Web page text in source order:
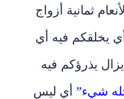
ثمانية أزواج
أي يخلقكم فيه أي
يذرؤكم فيه
شيء” أي ليس